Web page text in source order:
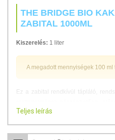
THE BRIDGE BIO
ZABITAL 1000ML
Kiszerelés: 1 liter
A megadott mennyiségek 100
Ez a zabital rendkívül tápláló,
és megfelelő működését.
Teljes leírás